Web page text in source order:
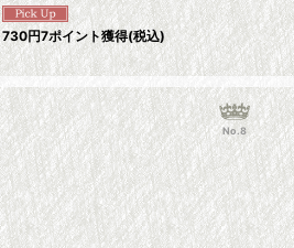
730円7ポイント獲得(税込)
No.8